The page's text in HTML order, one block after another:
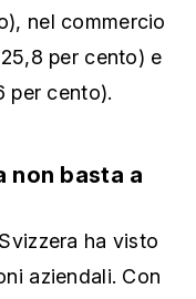
nel commercio
per cento) e
per cento).
non basta a
ha visto
aziendali. Con